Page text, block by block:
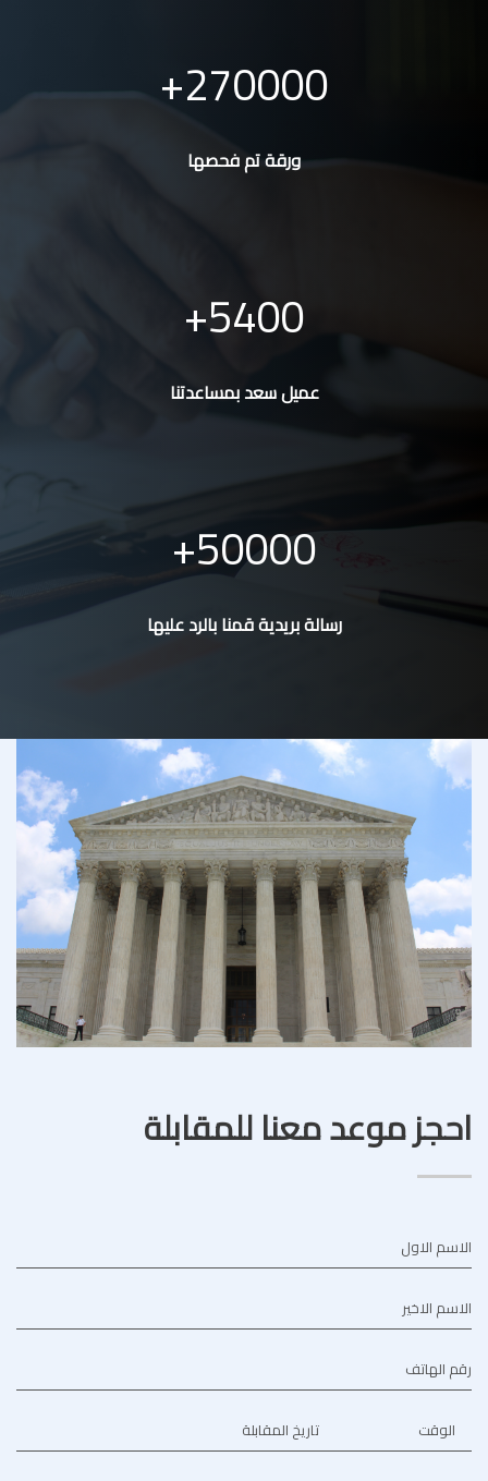
270000
ورقة تم فحصها
5400
عميل سعد بمساعدتنا
50000
رسالة بريدية قمنا بالرد عليها
احجز موعد معنا للمقابلة
الاسم الاول
الاسم الاخير
رقم الهاتف
تاريخ المقابلة الوقت